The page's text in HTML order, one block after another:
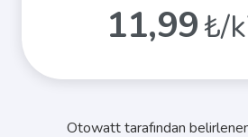
11,99₺/
Otowatt tarafından